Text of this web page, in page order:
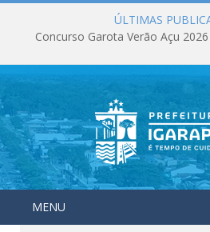
ÚLTIMAS
Concurso Garota Verão Açu
MENU